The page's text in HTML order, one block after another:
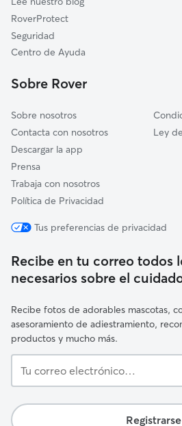
Sarrià de Ter
Rupià
RoverProtect
Seguridad
Centro de Ayuda
Sobre Rover
Sobre nosotros
Contacta con nosotros
Descargar la app
Prensa
Trabaja con nosotros
Política de Privacidad
Ley
Tus preferencias de privacidad
Recibe en tu correo todos
necesarios sobre el
Recibe fotos de adorables mascotas,
asesoramiento de adiestramiento,
productos y mucho más.
correo
Registrarse